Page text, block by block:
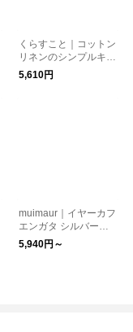
くらすこと｜コットン
リネンのシンプルキャ
ップ［UVケア/紫外線
対策］
5,610円
muimaur｜イヤーカフ
エンガタ シルバー
［ギフト/贈り物］
5,940円～